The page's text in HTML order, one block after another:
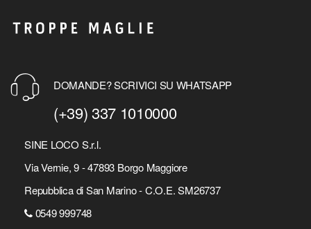
DOMANDE? SCRIVICI SU WHATSAPP
(+39) 337 1010000
SINE LOCO S.r.l.
Via Vernie, 9 - 47893 Borgo Maggiore
Repubblica di San Marino - C.O.E. SM26737
0549 999748